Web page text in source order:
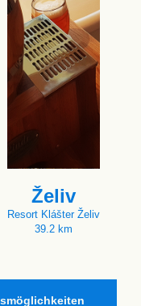
Želiv
Resort Klášter Želiv
39.2 km